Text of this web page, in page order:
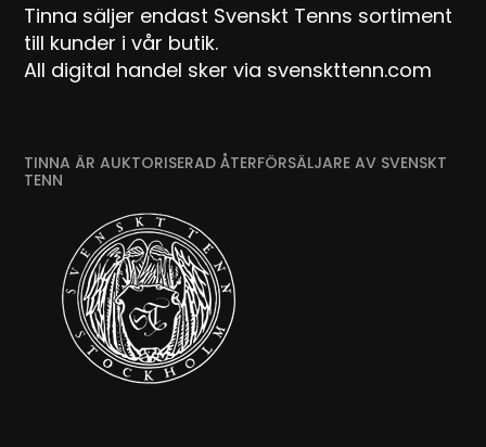
Tinna säljer endast Svenskt Tenns sortiment
till kunder i vår butik.
All digital handel sker via svenskttenn.com
TINNA ÄR AUKTORISERAD ÅTERFÖRSÄLJARE AV SVENSKT
TENN